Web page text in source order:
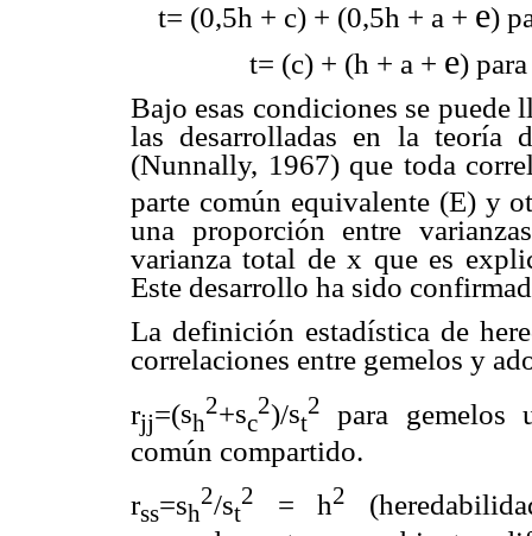
t= (0,5h + c) + (0,5h + a + e)
t= (c) + (h + a + e)
Bajo esas condiciones se puede
las desarrolladas en la teoría
(Nunnally, 1967) que toda
parte común equivalente (E) y
una proporción entre
varianza total de x que es
Este desarrollo ha sido
La definición estadística de
correlaciones entre gemelos y
rjj=(sh
2+sc
2)/st
2
para gemelos
común compartido.
rss=sh
2/st
2 = h2